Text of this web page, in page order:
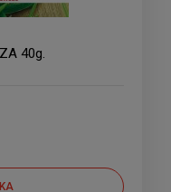
40g.